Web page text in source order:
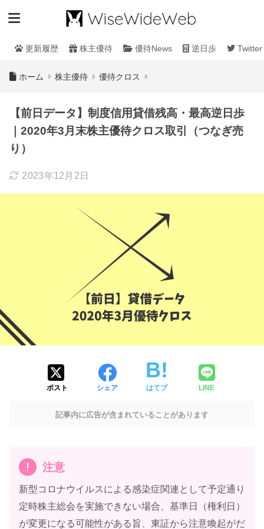
更新履歴 株主優待 優待News 逆日歩 Twitter
ホーム 株主優待 優待クロス
【前日データ】制度信用貸借残高・最高逆日歩
｜2020年3月末株主優待クロス取引（つなぎ売
り）
2023年12月2日
ポスト シェア はてブ LINE
記事内に広告が含まれていることがあります
注意
新型コロナウイルスによる感染症関連として予定通り
定時株主総会を実施できない場合、基準日（権利日）
が変更になる可能性がある旨、東証から注意喚起がだ